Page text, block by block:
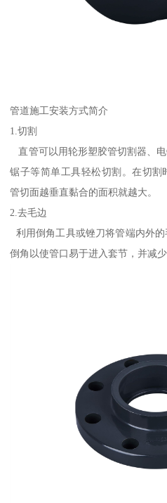
管道施工安装方式简介
1.切割
直管可以用轮形塑胶管切割器、
锯子等简单工具轻松切割。在切割
管切面越垂直黏合的面积就越大。
2.去毛边
利用倒角工具或锉刀将管端内外
倒角以使管口易于进入套节，并减